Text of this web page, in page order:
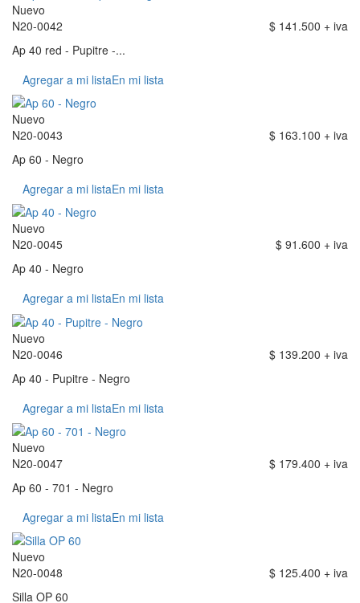
Nuevo
N20-0042
$ 141.500 + iva
Ap 40 red - Pupitre -...
Agregar a mi listaEn mi lista
Nuevo
N20-0043
$ 163.100 + iva
Ap 60 - Negro
Agregar a mi listaEn mi lista
Nuevo
N20-0045
$ 91.600 + iva
Ap 40 - Negro
Agregar a mi listaEn mi lista
Nuevo
N20-0046
$ 139.200 + iva
Ap 40 - Pupitre - Negro
Agregar a mi listaEn mi lista
Nuevo
N20-0047
$ 179.400 + iva
Ap 60 - 701 - Negro
Agregar a mi listaEn mi lista
Nuevo
N20-0048
$ 125.400 + iva
Silla OP 60